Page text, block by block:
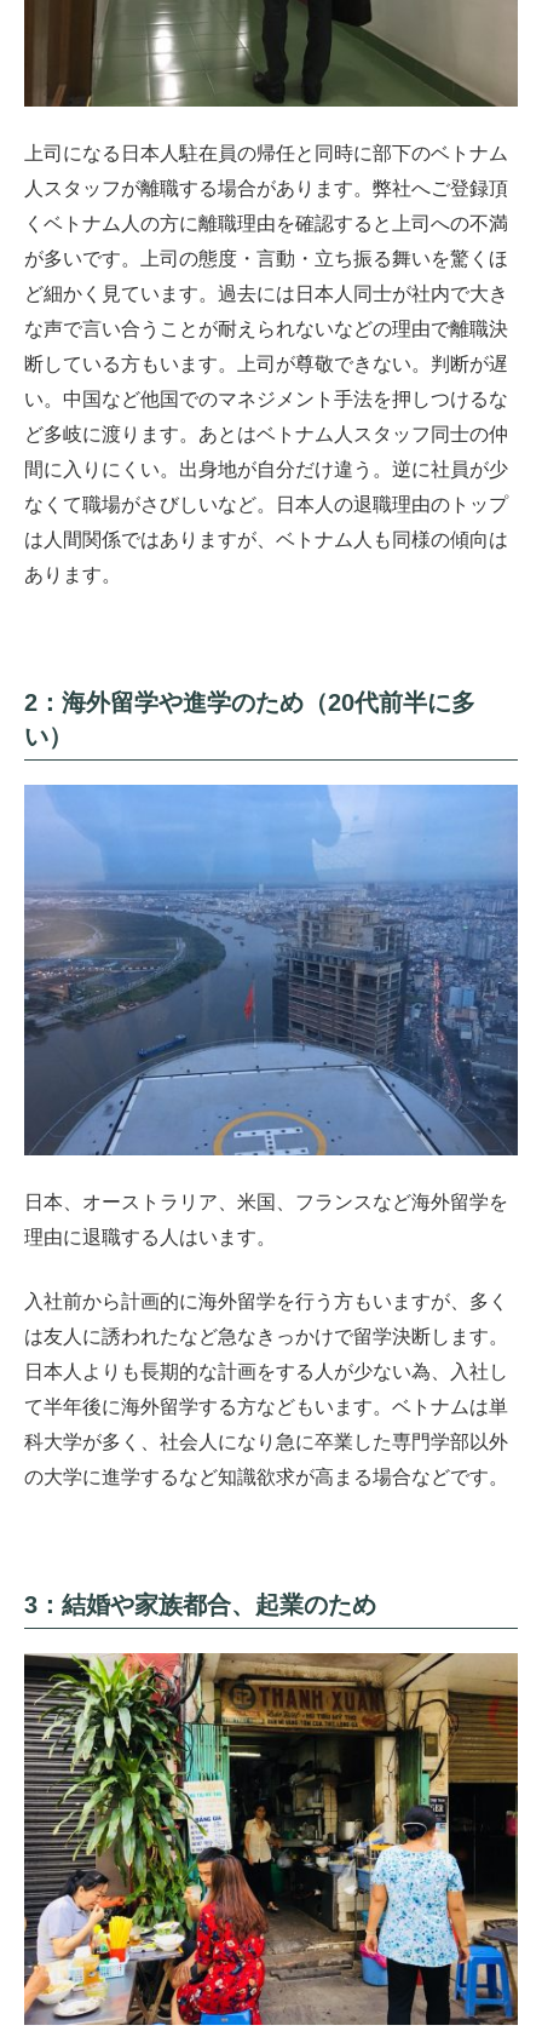
上司になる日本人駐在員の帰任と同時に部下のベトナム
人スタッフが離職する場合があります。弊社へご登録頂
くベトナム人の方に離職理由を確認すると上司への不満
が多いです。上司の態度・言動・立ち振る舞いを驚くほ
ど細かく見ています。過去には日本人同士が社内で大き
な声で言い合うことが耐えられないなどの理由で離職決
断している方もいます。上司が尊敬できない。判断が遅
い。中国など他国でのマネジメント手法を押しつけるな
ど多岐に渡ります。あとはベトナム人スタッフ同士の仲
間に入りにくい。出身地が自分だけ違う。逆に社員が少
なくて職場がさびしいなど。日本人の退職理由のトップ
は人間関係ではありますが、ベトナム人も同様の傾向は
あります。
2：海外留学や進学のため（20代前半に多
い）
日本、オーストラリア、米国、フランスなど海外留学を
理由に退職する人はいます。
入社前から計画的に海外留学を行う方もいますが、多く
は友人に誘われたなど急なきっかけで留学決断します。
日本人よりも長期的な計画をする人が少ない為、入社し
て半年後に海外留学する方などもいます。ベトナムは単
科大学が多く、社会人になり急に卒業した専門学部以外
の大学に進学するなど知識欲求が高まる場合などです。
3：結婚や家族都合、起業のため